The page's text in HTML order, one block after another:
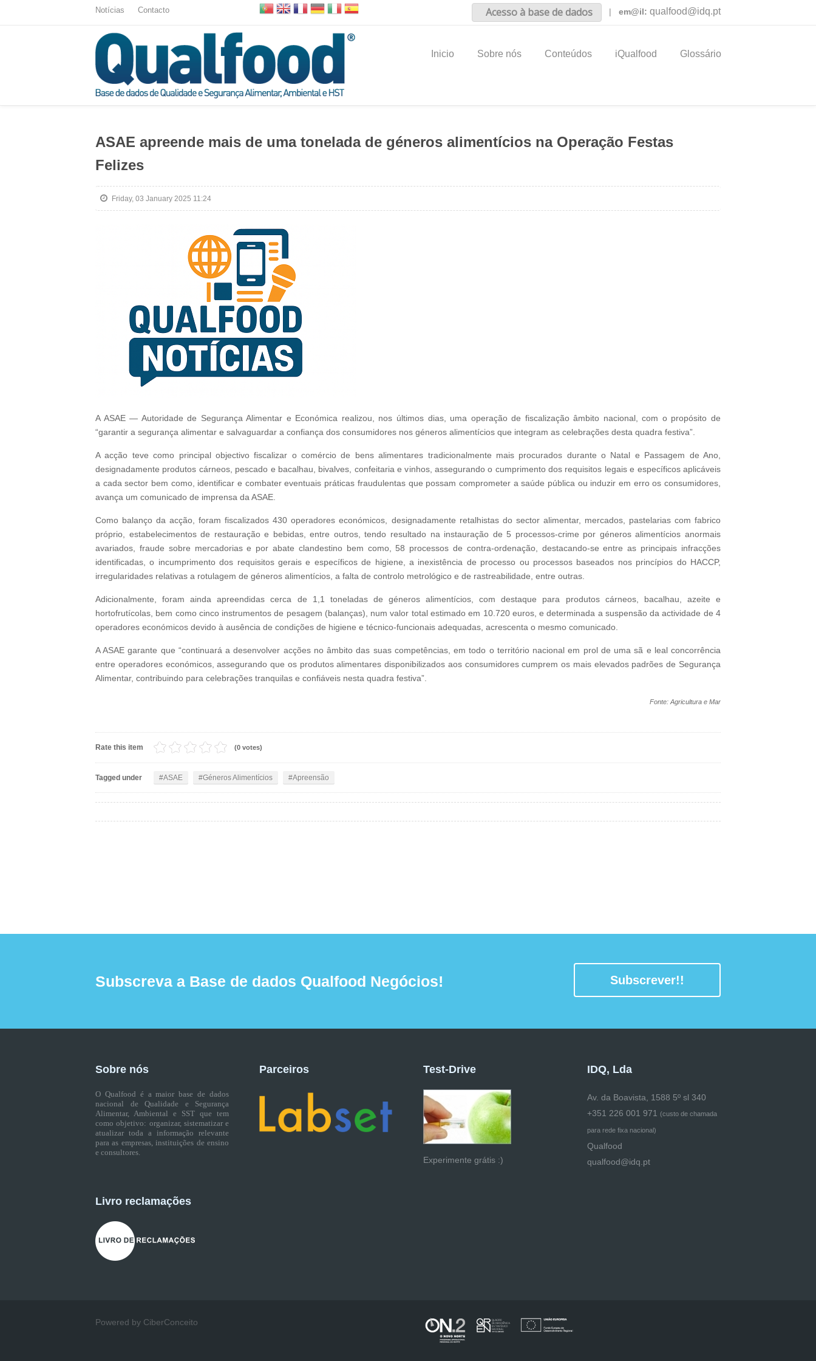
Notícias Contacto Acesso à base de dados | em@il: qualfood@idq.pt
Inicio Sobre nós Conteúdos iQualfood Glossário
ASAE apreende mais de uma tonelada de géneros alimentícios na Operação Festas
Felizes
Friday, 03 January 2025 11:24
A ASAE — Autoridade de Segurança Alimentar e Económica realizou, nos últimos dias, uma operação de fiscalização âmbito nacional, com o propósito de
“garantir a segurança alimentar e salvaguardar a confiança dos consumidores nos géneros alimentícios que integram as celebrações desta quadra festiva”.
A acção teve como principal objectivo fiscalizar o comércio de bens alimentares tradicionalmente mais procurados durante o Natal e Passagem de Ano,
designadamente produtos cárneos, pescado e bacalhau, bivalves, confeitaria e vinhos, assegurando o cumprimento dos requisitos legais e específicos aplicáveis
a cada sector bem como, identificar e combater eventuais práticas fraudulentas que possam comprometer a saúde pública ou induzir em erro os consumidores,
avança um comunicado de imprensa da ASAE.
Como balanço da acção, foram fiscalizados 430 operadores económicos, designadamente retalhistas do sector alimentar, mercados, pastelarias com fabrico
próprio, estabelecimentos de restauração e bebidas, entre outros, tendo resultado na instauração de 5 processos-crime por géneros alimentícios anormais
avariados, fraude sobre mercadorias e por abate clandestino bem como, 58 processos de contra-ordenação, destacando-se entre as principais infracções
identificadas, o incumprimento dos requisitos gerais e específicos de higiene, a inexistência de processo ou processos baseados nos princípios do HACCP,
irregularidades relativas a rotulagem de géneros alimentícios, a falta de controlo metrológico e de rastreabilidade, entre outras.
Adicionalmente, foram ainda apreendidas cerca de 1,1 toneladas de géneros alimentícios, com destaque para produtos cárneos, bacalhau, azeite e
hortofrutícolas, bem como cinco instrumentos de pesagem (balanças), num valor total estimado em 10.720 euros, e determinada a suspensão da actividade de 4
operadores económicos devido à ausência de condições de higiene e técnico-funcionais adequadas, acrescenta o mesmo comunicado.
A ASAE garante que “continuará a desenvolver acções no âmbito das suas competências, em todo o território nacional em prol de uma sã e leal concorrência
entre operadores económicos, assegurando que os produtos alimentares disponibilizados aos consumidores cumprem os mais elevados padrões de Segurança
Alimentar, contribuindo para celebrações tranquilas e confiáveis nesta quadra festiva”.
Fonte: Agricultura e Mar
Rate this item (0 votes)
Tagged under ASAE Géneros Alimentícios Apreensão
Subscreva a Base de dados Qualfood Negócios! Subscrever!!
Sobre nós
O Qualfood é a maior base de dados
nacional de Qualidade e Segurança
Alimentar, Ambiental e SST que tem
como objetivo: organizar, sistematizar e
atualizar toda a informação relevante
para as empresas, instituições de ensino
e consultores.
Livro reclamações
Parceiros Test-Drive
Experimente grátis :)
IDQ, Lda
Av. da Boavista, 1588 5º sl 340
+351 226 001 971 (custo de chamada
para rede fixa nacional)
Qualfood
qualfood@idq.pt
Powered by CiberConceito